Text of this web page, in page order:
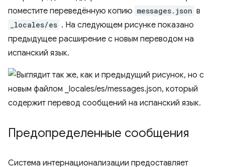
поместите переведённую копию messages.json в
_locales/es . На следующем рисунке показано
предыдущее расширение с новым переводом на
испанский язык.
Предопределенные сообщения
Система интернационализации предоставляет